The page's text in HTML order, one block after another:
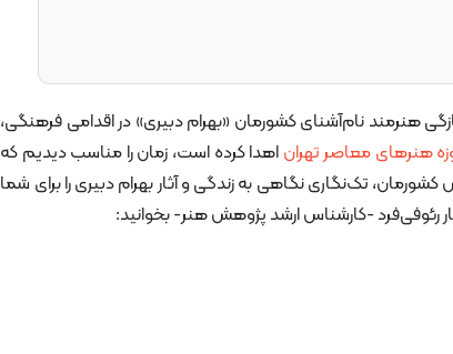
هنرمند نام‌آشنای کشورمان «بهرام دبیری» در اقدامی فرهنگی،
هنرهای معاصر تهران اهدا کرده است، زمان را مناسب دیدیم که
تک‌نگاری نگاهی به زندگی و آثار بهرام دبیری را برای شما
رئوفی‌فرد -کارشناس ارشد پژوهش هنر- بخوانید: